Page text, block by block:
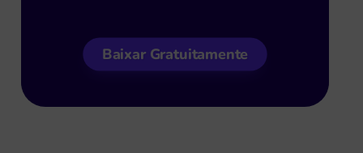
Baixar Gratuitamente